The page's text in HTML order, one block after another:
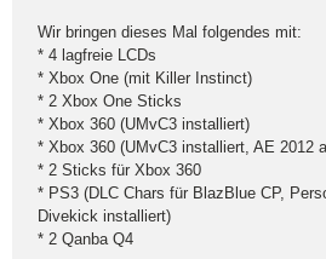
Wir bringen dieses Mal folgendes mit:
* 4 lagfreie LCDs
* Xbox One (mit Killer Instinct)
* 2 Xbox One Sticks
* Xbox 360 (UMvC3 installiert)
* Xbox 360 (UMvC3 installiert, AE 2012
* 2 Sticks für Xbox 360
* PS3 (DLC Chars für BlazBlue CP,
Divekick installiert)
* 2 Qanba Q4